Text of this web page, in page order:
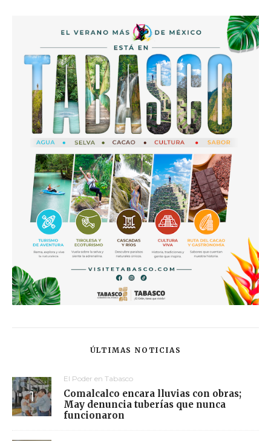
ÚLTIMAS NOTICIAS
El Poder en Tabasco
Comalcalco encara lluvias con obras;
May denuncia tuberías que nunca
funcionaron